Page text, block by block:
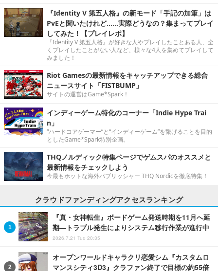
『Identity V 第五人格』の新モード「手記の加筆」は
PvEと聞いたけれど……実際どうなの？集まってプレイ
してみた！【プレイレポ】
『Identity V 第五人格』が好きな人やプレイしたことある人、全
くプレイしたことがない人など、様々な4人を集めてプレイして
みました！
Riot Gamesの最新情報をキャッチアップできる総合
ニュースサイト「FISTBUMP」
サイトの運営はGame*Spark！
インディーゲーム特化のコーナー「Indie Hype Trai
n」
“ハードコアゲーマー”と“インディーゲーム”を繋げることを目的
としたGame*Spark特別企画。
THQノルディック特集ページでゲムスパのオススメと
最新情報をチェックしよう
今最もホットな海外パブリッシャー THQ Nordicを徹底特集！
クラウドファンディングアクセスランキング
『真・女神転生』ボードゲーム発送時期を11月へ延
期―トラブル発生によりシステム移行作業が進行中
2026.7.21 Tue 20:35
オープンワールドキャラクリ恋愛シム『カスタムロ
マンスシティ3D3』クラファン終了で目標の約55倍